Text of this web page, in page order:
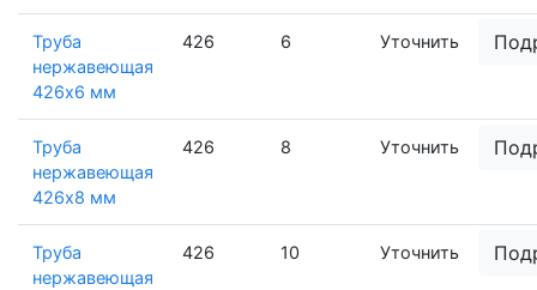
Труба
нержавеющая
426х6 мм
426 6 Уточнить
Труба
нержавеющая
426х8 мм
426 8 Уточнить
Труба
нержавеющая
426 10 Уточнить